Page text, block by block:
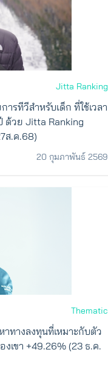
Jitta Ranking
ารทีวีสำหรับเด็ก ที่ใช้เวลา
ด้วย Jitta Ranking
ส.ค.68)
20 กุมภาพันธ์ 2569
Thematic
ทางลงทุนที่เหมาะกับตัว
งเขา +49.26% (23 ธ.ค.